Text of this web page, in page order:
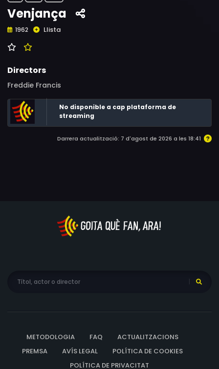
Venjança
1962 Llista
Directors
Freddie Francis
No disponible a cap plataforma de
streaming
Darrera actualització: 7 d'agost de 2026 a les 18:41
METODOLOGIA FAQ
ACTUALITZACIONS
PREMSA
AVÍS LEGAL
POLÍTICA DE COOKIES
POLÍTICA DE PRIVACITAT